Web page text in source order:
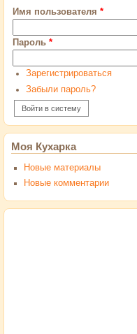
Имя пользователя *
Пароль *
Зарегистрироваться
Забыли пароль?
Моя Кухарка
Новые материалы
Новые комментарии